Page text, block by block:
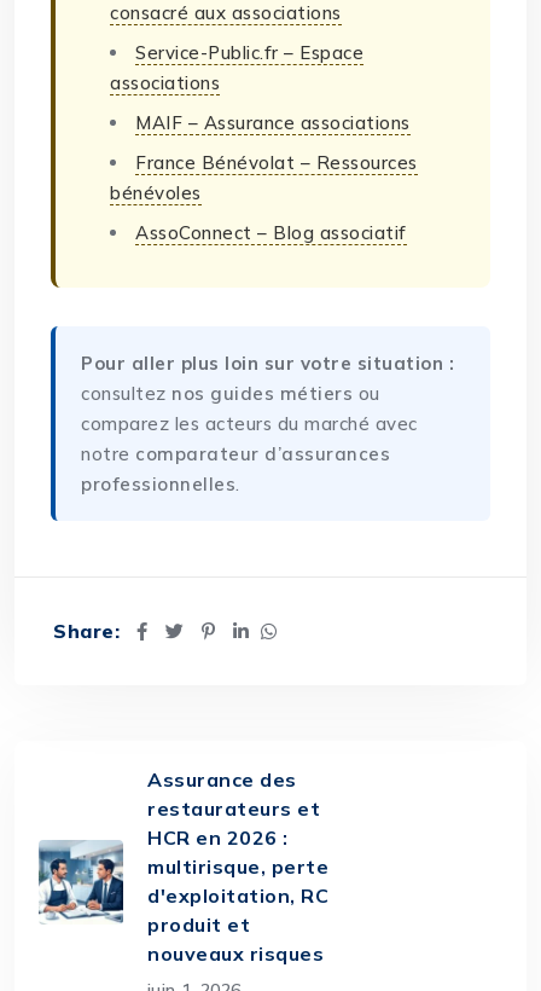
consacré aux associations
Service-Public.fr – Espace
associations
MAIF – Assurance associations
France Bénévolat – Ressources
bénévoles
AssoConnect – Blog associatif
Pour aller plus loin sur votre situation :
consultez nos guides métiers ou
comparez les acteurs du marché avec
notre comparateur d’assurances
professionnelles.
Share:
Assurance des
restaurateurs et
HCR en 2026 :
multirisque, perte
d'exploitation, RC
produit et
nouveaux risques